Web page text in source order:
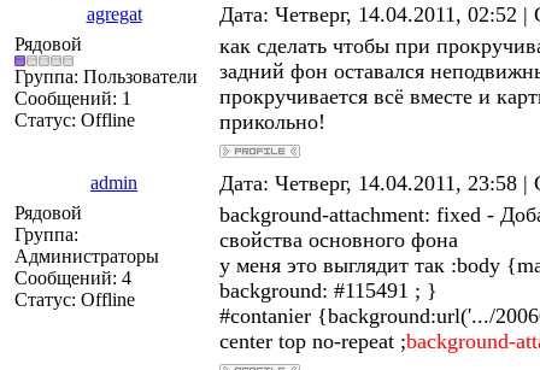
agregat
Дата: Четверг, 14.04.2011, 02:52
Рядовой
Группа: Пользователи
Сообщений: 1
Статус: Offline
как сделать чтобы при
задний фон оставался
прокручивается всё вместе и
прикольно!
admin Дата: Четверг, 14.04.2011, 23:58
Рядовой
Группа:
Администраторы
Сообщений: 4
Статус: Offline
background-attachment: fixed -
свойства основного фона
у меня это выглядит так :body
background: #115491 ; }
#contanier {background:url('.../
center top no-repeat ;background-